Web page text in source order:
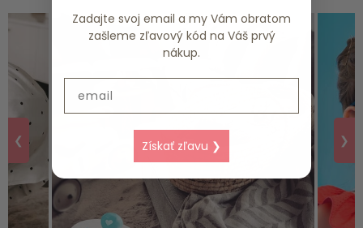
❮ ❯
Zadajte svoj email a my Vám obratom
zašleme zľavový kód na Váš prvý
nákup.
Získať zľavu ❯